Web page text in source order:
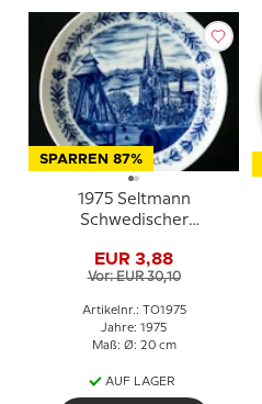
SPARREN 87%
1975 Seltmann
Schwedischer
Uppland
EUR 3,88
Vor: EUR 30,10
Artikelnr.: TO1975
Jahre: 1975
Maß: Ø: 20 cm
AUF LAGER